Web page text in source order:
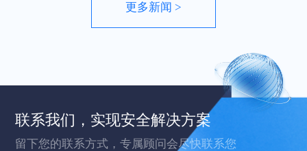
更多新闻 >
联系我们，实现安全解决方案
留下您的联系方式，专属顾问会尽快联系您